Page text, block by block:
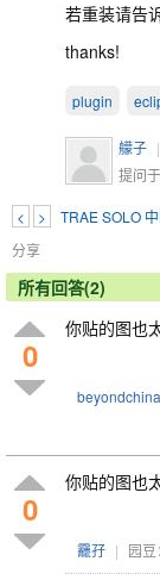
若重装请告
thanks!
plugin
艨子 |
提问
< >
TRAE SOLO
分享
所有回答(2)
0
你贴的图也
beyondchina
0
你贴的图也
龗孖 | 园